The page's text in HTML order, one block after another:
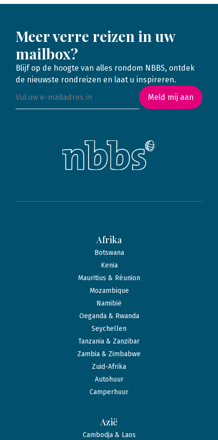
Meer verre reizen in uw
mailbox?
Blijf op de hoogte van alles rondom NBBS, ontdek
de nieuwste rondreizen en laat u inspireren.
Meld mij aan
Afrika
Botswana
Kenia
Mauritius & Réunion
Mozambique
Namibië
Oeganda & Rwanda
Seychellen
Tanzania & Zanzibar
Zambia & Zimbabwe
Zuid-Afrika
Autohuur
Camperhuur
Azië
Cambodja & Laos